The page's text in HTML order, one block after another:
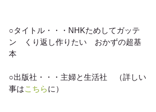
○タイトル・・・NHKためしてガッテ
ン　くり返し作りたい　おかずの超基
本
○出版社・・・主婦と生活社　（詳しい
事はこちらに）